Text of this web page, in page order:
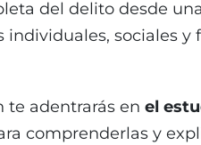
del delito desde
individuales, sociales
te adentrarás en el
comprenderlas y